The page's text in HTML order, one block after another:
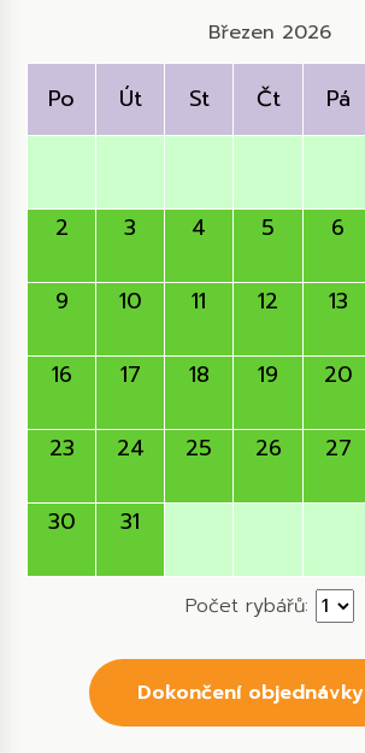
Březen 2026
Po Út St Čt Pá
2 3 4 5 6
9 10 11 12 13
16 17 18 19 20
23 24 25 26 27
30 31
Počet rybářů:
Dokončení objednávky